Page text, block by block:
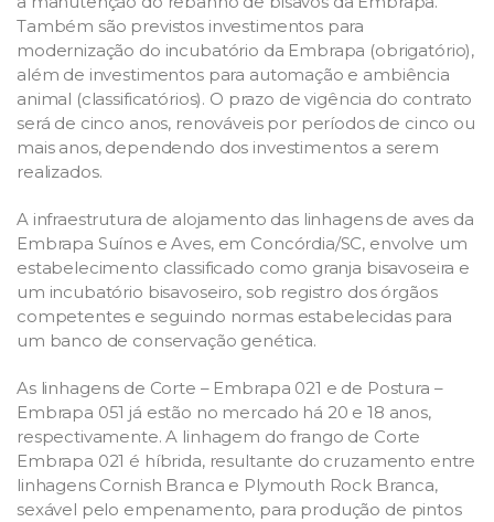
Também são previstos investimentos para
modernização do incubatório da Embrapa (obrigatório),
além de investimentos para automação e ambiência
animal (classificatórios). O prazo de vigência do contrato
será de cinco anos, renováveis por períodos de cinco ou
mais anos, dependendo dos investimentos a serem
realizados.
A infraestrutura de alojamento das linhagens de aves da
Embrapa Suínos e Aves, em Concórdia/SC, envolve um
estabelecimento classificado como granja bisavoseira e
um incubatório bisavoseiro, sob registro dos órgãos
competentes e seguindo normas estabelecidas para
um banco de conservação genética.
As linhagens de Corte – Embrapa 021 e de Postura –
Embrapa 051 já estão no mercado há 20 e 18 anos,
respectivamente. A linhagem do frango de Corte
Embrapa 021 é híbrida, resultante do cruzamento entre
linhagens Cornish Branca e Plymouth Rock Branca,
sexável pelo empenamento, para produção de pintos